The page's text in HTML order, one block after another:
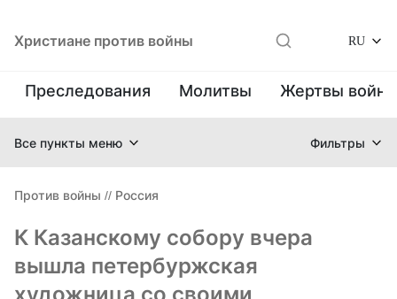
Христиане против войны RU
Преследования Молитвы Жертвы
Все пункты меню Фильтры
Против войны // Россия
К Казанскому собору вчера
вышла петербуржская